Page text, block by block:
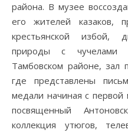
района. В музее
его жителей казаков,
крестьянской избой,
природы с чучелами
Тамбовском районе, зал
где представлены
медали начиная с первой
посвященный
коллекция утюгов,